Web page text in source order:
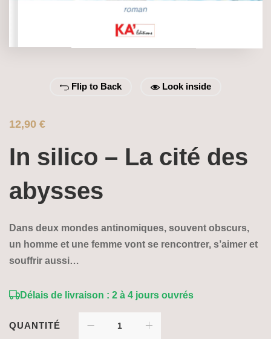
Flip to Back Look inside
Le
initial
15,00 €.
12,90 €Le
actuel
12,90 €.
In silico – La cité des
abysses
Dans deux mondes antinomiques, souvent obscurs,
un homme et une femme vont se rencontrer, s’aimer et
souffrir aussi…
Délais de livraison : 2 à 4 jours ouvrés
QUANTITÉ